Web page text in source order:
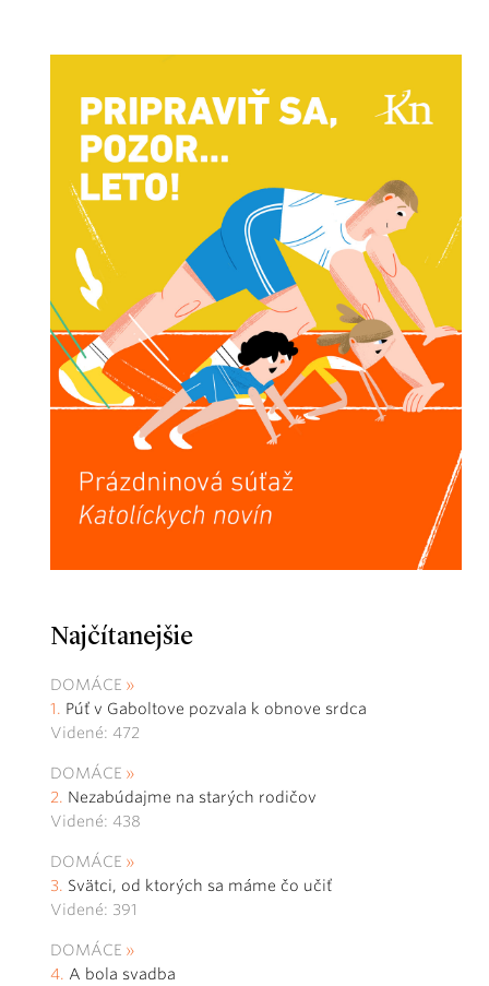
Najčítanejšie
DOMÁCE
Púť v Gaboltove pozvala k obnove srdca
Videné: 472
DOMÁCE
Nezabúdajme na starých rodičov
Videné: 438
DOMÁCE
Svätci, od ktorých sa máme čo učiť
Videné: 391
DOMÁCE
A bola svadba